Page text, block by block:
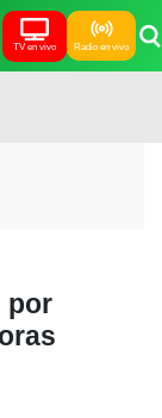
TV en vivo Radio en vivo
por